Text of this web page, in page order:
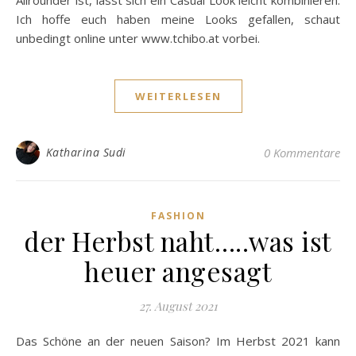
Ich hoffe euch haben meine Looks gefallen, schaut
unbedingt online unter www.tchibo.at vorbei.
WEITERLESEN
Katharina Sudi 0 Kommentare
FASHION
der Herbst naht…..was ist
heuer angesagt
27. August 2021
Das Schöne an der neuen Saison? Im Herbst 2021 kann